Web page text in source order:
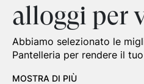
alloggi per
Abbiamo selezionato le
Pantelleria per rendere il
MOSTRA DI PIÙ